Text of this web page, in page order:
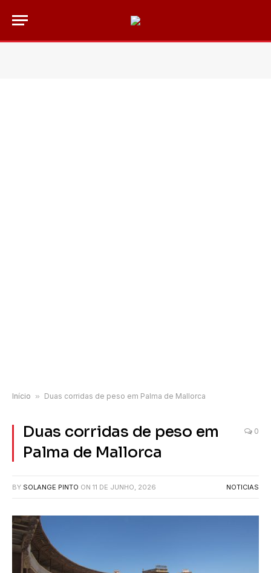
Início » Duas corridas de peso em Palma de Mallorca
Duas corridas de peso em
Palma de Mallorca
0
BY SOLANGE PINTO ON 11 DE JUNHO, 2026 NOTICIAS